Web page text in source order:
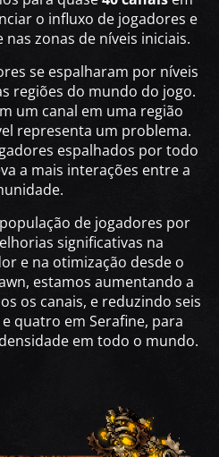
o influxo de jogadores e
zonas de níveis iniciais.
se espalharam por níveis
regiões do mundo do jogo.
um canal em uma região
representa um problema.
espalhados por todo
a mais interações entre a
de jogadores por
significativas na
e na otimização desde o
estamos aumentando a
os canais, e reduzindo seis
quatro em Serafine, para
em todo o mundo.